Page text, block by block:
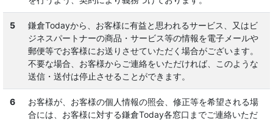
5
鎌倉Todayから、お客様に有益と思われるサービス、又はビ
ジネスパートナーの商品・サービス等の情報を電子メールや
郵便等でお客様にお送りさせていただく場合がございます。
不要な場合、お客様からご連絡をいただければ、このような
送信・送付は停止させることができます。
6
お客様が、お客様の個人情報の照会、修正等を希望される場
合には、お客様に対する鎌倉Today各窓口までご連絡いただ